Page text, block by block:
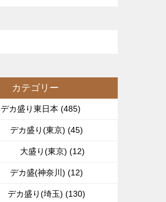
カテゴリー
デカ盛り東日本 (485)
デカ盛り(東京) (45)
大盛り(東京) (12)
デカ盛(神奈川) (12)
デカ盛り(埼玉) (130)